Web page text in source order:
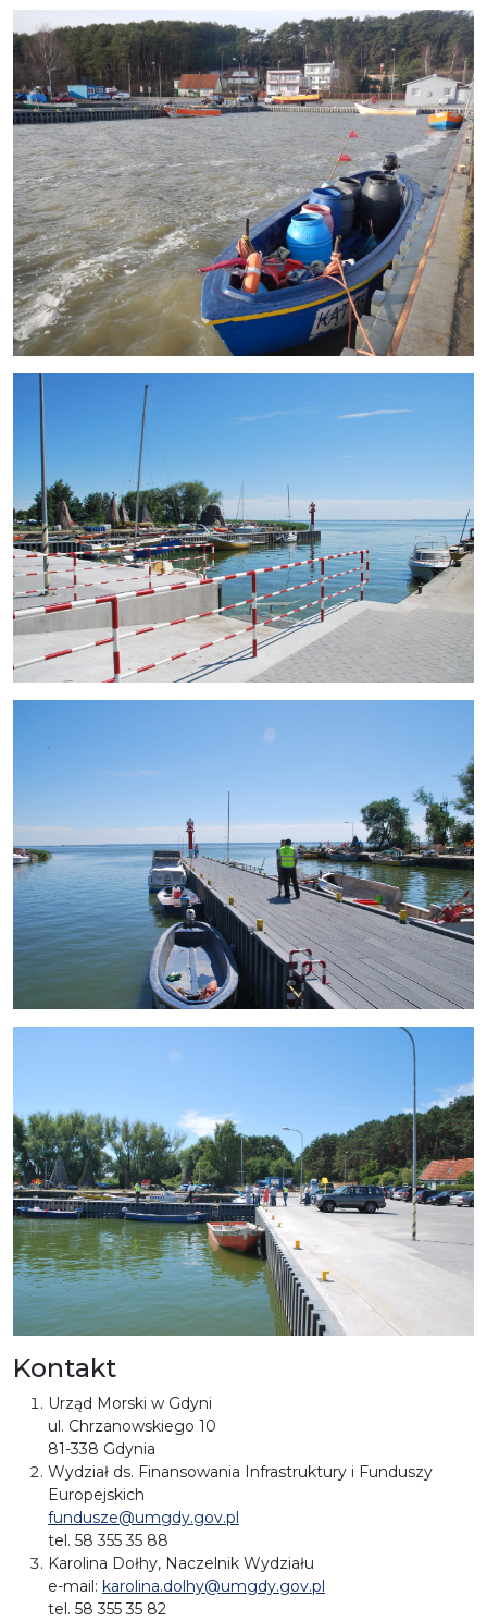
Kontakt
Urząd Morski w Gdyni
ul. Chrzanowskiego 10
81-338 Gdynia
Wydział ds. Finansowania Infrastruktury i Funduszy
Europejskich
fundusze@umgdy.gov.pl
tel. 58 355 35 88
Karolina Dołhy, Naczelnik Wydziału
e-mail: karolina.dolhy@umgdy.gov.pl
tel. 58 355 35 82